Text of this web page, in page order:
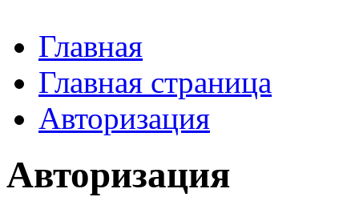
Главная
Главная страница
Авторизация
Авторизация